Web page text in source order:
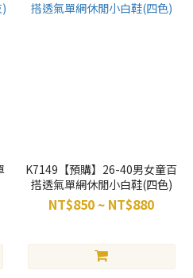
K7149【預購】26-40男女童百
搭透氣單網休閒小白鞋(四色)
NT$850 ~ NT$880